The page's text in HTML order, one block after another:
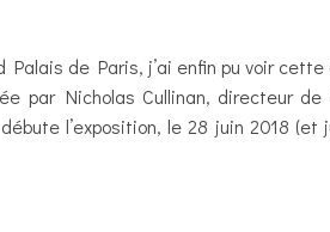
Palais de Paris, j’ai enfin pu voir
par Nicholas Cullinan, directeur
l’exposition, le 28 juin 2018 (et